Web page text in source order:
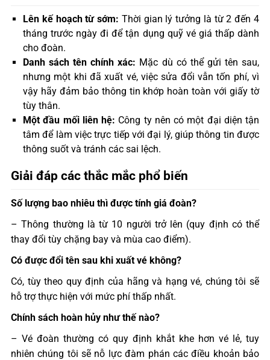
Lên kế hoạch từ sớm: Thời gian lý tưởng là từ 2 đến 4
tháng trước ngày đi để tận dụng quỹ vé giá thấp dành
cho đoàn.
Danh sách tên chính xác: Mặc dù có thể gửi tên sau,
nhưng một khi đã xuất vé, việc sửa đổi vẫn tốn phí, vì
vậy hãy đảm bảo thông tin khớp hoàn toàn với giấy tờ
tùy thân.
Một đầu mối liên hệ: Công ty nên có một đại diện tận
tâm để làm việc trực tiếp với đại lý, giúp thông tin được
thông suốt và tránh các sai lệch.
Giải đáp các thắc mắc phổ biến
Số lượng bao nhiêu thì được tính giá đoàn?
– Thông thường là từ 10 người trở lên (quy định có thể
thay đổi tùy chặng bay và mùa cao điểm).
Có được đổi tên sau khi xuất vé không?
Có, tùy theo quy định của hãng và hạng vé, chúng tôi sẽ
hỗ trợ thực hiện với mức phí thấp nhất.
Chính sách hoàn hủy như thế nào?
– Vé đoàn thường có quy định khắt khe hơn vé lẻ, tuy
nhiên chúng tôi sẽ nỗ lực đàm phán các điều khoản bảo